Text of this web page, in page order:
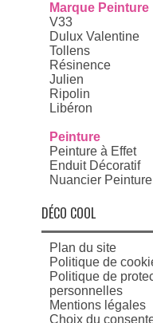
Marque Peinture
V33
Dulux Valentine
Tollens
Résinence
Julien
Ripolin
Libéron
Peinture
Peinture à Effet
Enduit Décoratif
Nuancier Peinture
DÉCO COOL
Plan du site
Politique de
Politique de
personnelles
Mentions légales
Choix du